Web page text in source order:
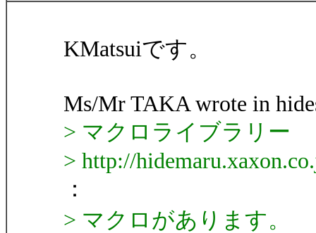
KMatsuiです。
Ms/Mr TAKA wrote in
> マクロライブラリー
> http://
：
> マクロがあります。